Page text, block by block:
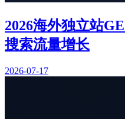
2026海外独立站
搜索流量增长
2026-07-17